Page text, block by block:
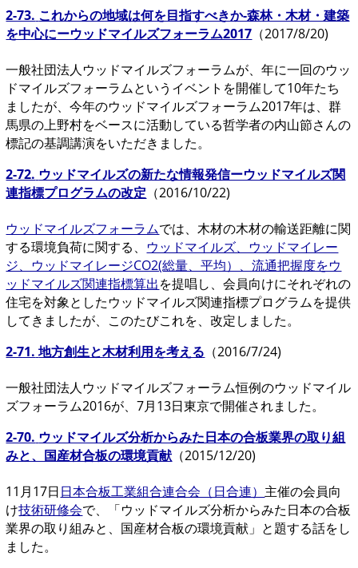
2-73. これからの地域は何を目指すべきか-森林・木材・建築
を中心にーウッドマイルズフォーラム2017 （2017/8/20)
一般社団法人ウッドマイルズフォーラムが、年に一回のウッ
ドマイルズフォーラムというイベントを開催して10年たち
ましたが、今年のウッドマイルズフォーラム2017年は、群
馬県の上野村をベースに活動している哲学者の内山節さんの
標記の基調講演をいただきました。
2-72. ウッドマイルズの新たな情報発信ーウッドマイルズ関
連指標プログラムの改定 （2016/10/22)
ウッドマイルズフォーラムでは、木材の木材の輸送距離に関
する環境負荷に関する、 ウッドマイルズ、ウッドマイレー
ジ、ウッドマイレージCO2(総量、平均）、流通把握度をウ
ッドマイルズ関連指標算出を提唱し、会員向けにそれぞれの
住宅を対象としたウッドマイルズ関連指標プログラムを提供
してきましたが、このたびこれを、改定しました。
2-71. 地方創生と木材利用を考える （2016/7/24)
一般社団法人ウッドマイルズフォーラム恒例のウッドマイル
ズフォーラム2016が、7月13日東京で開催されました。
2-70. ウッドマイルズ分析からみた日本の合板業界の取り組
みと、国産材合板の環境貢献 （2015/12/20)
11月17日日本合板工業組合連合会（日合連） 主催の会員向
け技術研修会で、「ウッドマイルズ分析からみた日本の合板
業界の取り組みと、国産材合板の環境貢献」と題する話をし
ました。